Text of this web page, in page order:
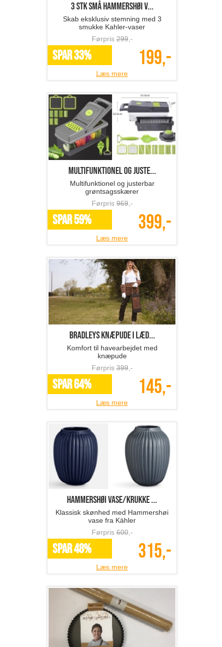
3 stk små Hammershøi v...
Skab eksklusiv stemning med 3
smukke Kahler-vaser
Førpris299,-
SPAR 33% 199,-
Læs mere
Multifunktionel og juste...
Multifunktionel og justerbar
grøntsagsskærer
Førpris969,-
SPAR 59% 399,-
Læs mere
BRADLEYS knæpude i læd...
Komfort til havearbejdet med
knæpude
Førpris399,-
SPAR 64% 145,-
Læs mere
Hammershøi vase/krukke ...
Klassisk skønhed med Hammershøi
vase fra Kähler
Førpris600,-
SPAR 48% 315,-
Læs mere